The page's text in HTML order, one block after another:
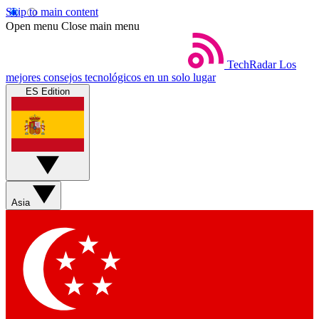
Skip to main content
Open menu Close main menu
TechRadar Los
mejores consejos tecnológicos en un solo lugar
ES Edition
Asia